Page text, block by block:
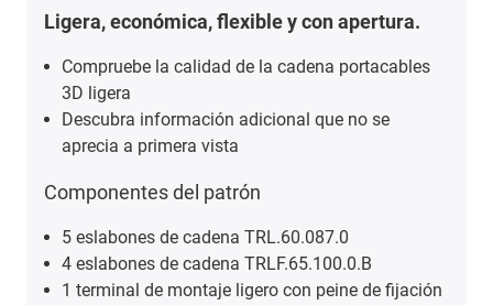
Ligera, económica, flexible y con apertura.
Compruebe la calidad de la cadena portacables
3D ligera
Descubra información adicional que no se
aprecia a primera vista
Componentes del patrón
5 eslabones de cadena TRL.60.087.0
4 eslabones de cadena TRLF.65.100.0.B
1 terminal de montaje ligero con peine de fijación